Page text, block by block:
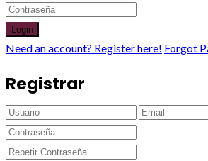
Login
Need an account? Register here! Forgot
Registrar